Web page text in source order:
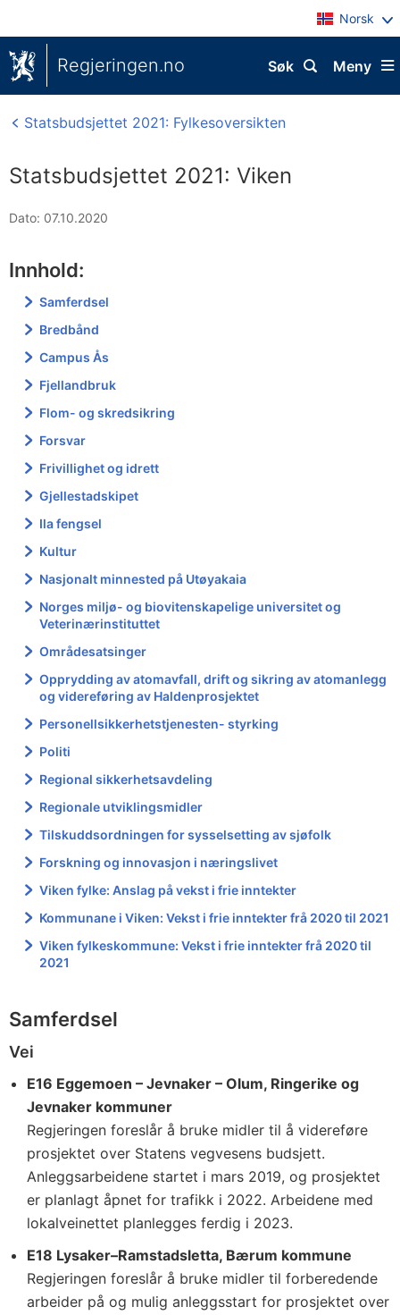
Norsk
Regjeringen.no Meny
Søk
Statsbudsjettet 2021: Fylkesoversikten
Statsbudsjettet 2021: Viken
Dato: 07.10.2020
Innhold:
Samferdsel
Bredbånd
Campus Ås
Fjellandbruk
Flom- og skredsikring
Forsvar
Frivillighet og idrett
Gjellestadskipet
Ila fengsel
Kultur
Nasjonalt minnested på Utøyakaia
Norges miljø- og biovitenskapelige universitet og
Veterinærinstituttet
Områdesatsinger
Opprydding av atomavfall, drift og sikring av atomanlegg
og videreføring av Haldenprosjektet
Personellsikkerhetstjenesten- styrking
Politi
Regional sikkerhetsavdeling
Regionale utviklingsmidler
Tilskuddsordningen for sysselsetting av sjøfolk
Forskning og innovasjon i næringslivet
Viken fylke: Anslag på vekst i frie inntekter
Kommunane i Viken: Vekst i frie inntekter frå 2020 til 2021
Viken fylkeskommune: Vekst i frie inntekter frå 2020 til
2021
Samferdsel
Vei
E16 Eggemoen – Jevnaker – Olum, Ringerike og
Jevnaker kommuner
Regjeringen foreslår å bruke midler til å videreføre
prosjektet over Statens vegvesens budsjett.
Anleggsarbeidene startet i mars 2019, og prosjektet
er planlagt åpnet for trafikk i 2022. Arbeidene med
lokalveinettet planlegges ferdig i 2023.
E18 Lysaker–Ramstadsletta, Bærum kommune
Regjeringen foreslår å bruke midler til forberedende
arbeider på og mulig anleggsstart for prosjektet over